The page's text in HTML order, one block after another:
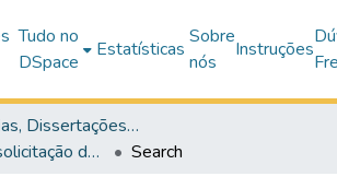
Tudo no
DSpace
Estatísticas
Sobre
nós
Instruções
Monografias, Dissertações e Teses
Formulário de solicitação de Ficha Catalográfica
Search